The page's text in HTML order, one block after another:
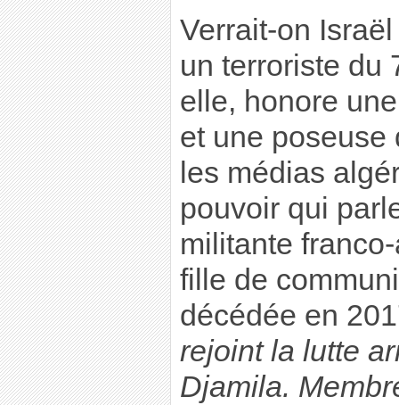
Verrait-on
un terroriste du
elle, honore
et une poseuse
les médias
pouvoir qui
militante
fille de
décédée en
rejoint la lutte
Djamila.